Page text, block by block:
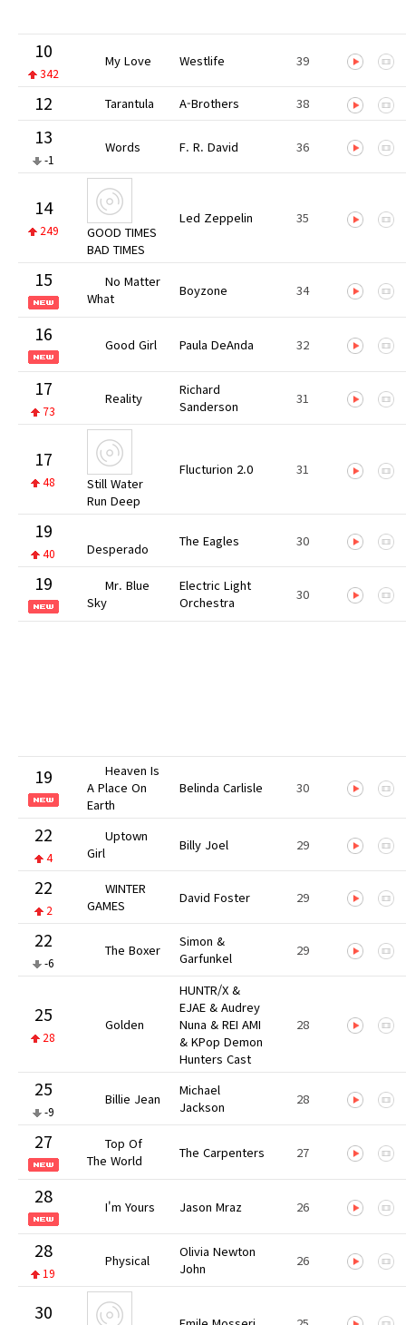
10
342
My Love Westlife 39
12 Tarantula A-Brothers 38
13
-1
Words F. R. David 36
14
249
GOOD TIMES
BAD TIMES
Led Zeppelin 35
15
No Matter
What
Boyzone 34
16 Good Girl Paula DeAnda 32
17
73
Reality
Richard
Sanderson
31
17
48
Still Water
Run Deep
Flucturion 2.0 31
19
40 Desperado The Eagles 30
19
Mr. Blue
Sky
Electric Light
Orchestra
30
19
Heaven Is
A Place On
Earth
Belinda Carlisle 30
22
4
Uptown
Girl
Billy Joel 29
22
2
WINTER
GAMES
David Foster 29
22
-6
The Boxer
Simon &
Garfunkel
29
25
28
Golden
HUNTR/X &
EJAE & Audrey
Nuna & REI AMI
& KPop Demon
Hunters Cast
28
25
-9
Billie Jean
Michael
Jackson
28
27
Top Of
The World
The Carpenters 27
28 I'm Yours Jason Mraz 26
28
19
Physical
Olivia Newton
John
26
30